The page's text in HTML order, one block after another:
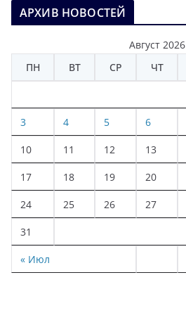
АРХИВ НОВОСТЕЙ
Август 2026
ПН
ВТ СР ЧТ
« Июл
3 4 5 6
10 11 12 13
17 18 19 20
24 25 26 27
31